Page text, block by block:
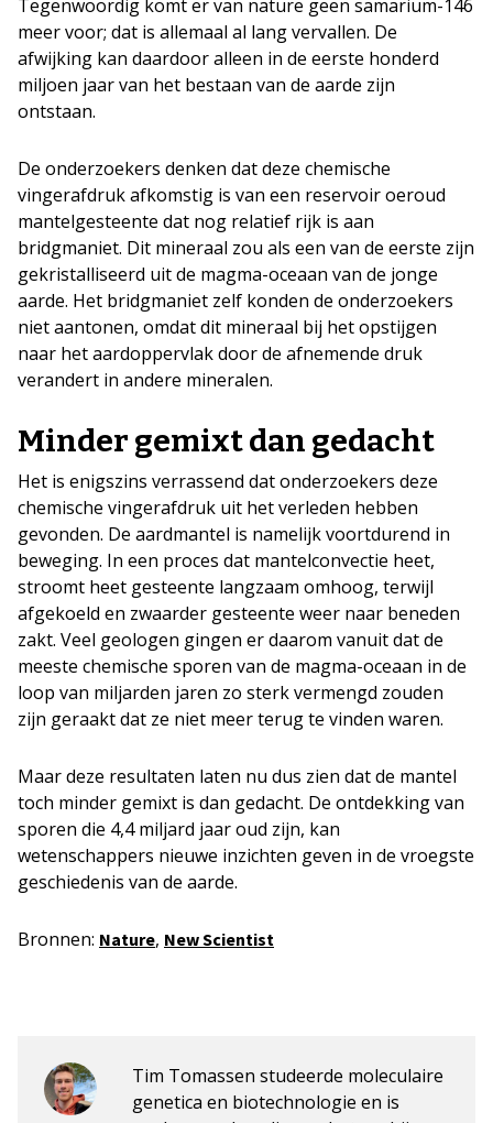
Tegenwoordig komt er van nature geen samarium-146
meer voor; dat is allemaal al lang vervallen. De
afwijking kan daardoor alleen in de eerste honderd
miljoen jaar van het bestaan van de aarde zijn
ontstaan.
De onderzoekers denken dat deze chemische
vingerafdruk afkomstig is van een reservoir oeroud
mantelgesteente dat nog relatief rijk is aan
bridgmaniet. Dit mineraal zou als een van de eerste zijn
gekristalliseerd uit de magma-oceaan van de jonge
aarde. Het bridgmaniet zelf konden de onderzoekers
niet aantonen, omdat dit mineraal bij het opstijgen
naar het aardoppervlak door de afnemende druk
verandert in andere mineralen.
Minder gemixt dan gedacht
Het is enigszins verrassend dat onderzoekers deze
chemische vingerafdruk uit het verleden hebben
gevonden. De aardmantel is namelijk voortdurend in
beweging. In een proces dat mantelconvectie heet,
stroomt heet gesteente langzaam omhoog, terwijl
afgekoeld en zwaarder gesteente weer naar beneden
zakt. Veel geologen gingen er daarom vanuit dat de
meeste chemische sporen van de magma-oceaan in de
loop van miljarden jaren zo sterk vermengd zouden
zijn geraakt dat ze niet meer terug te vinden waren.
Maar deze resultaten laten nu dus zien dat de mantel
toch minder gemixt is dan gedacht. De ontdekking van
sporen die 4,4 miljard jaar oud zijn, kan
wetenschappers nieuwe inzichten geven in de vroegste
geschiedenis van de aarde.
Bronnen: Nature, New Scientist
Tim Tomassen studeerde moleculaire
genetica en biotechnologie en is